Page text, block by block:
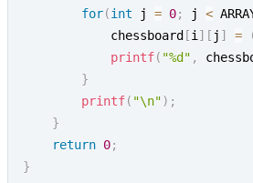
for(int j = 0; j <
            chessboard
[i ] [ j ] =
printf( "%d" ,
}
printf( "\n") ;
}
return 0;
}